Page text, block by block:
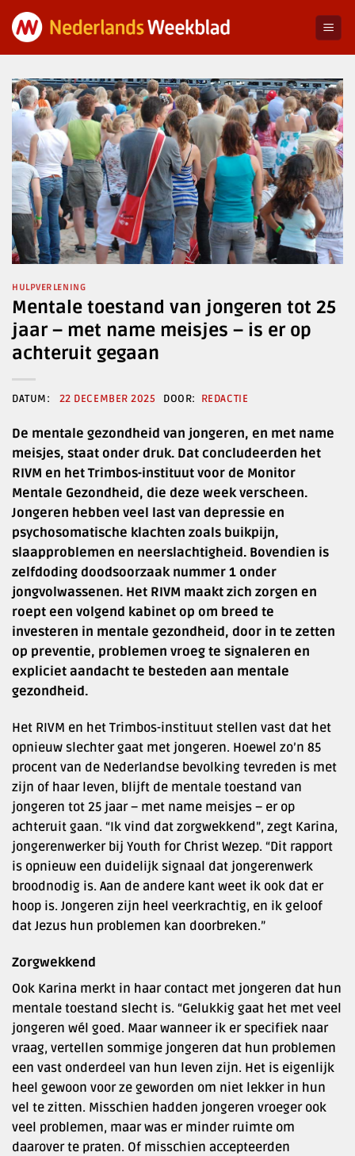
naar
HULPVERLENING
Mentale toestand van jongeren tot 25
jaar – met name meisjes – is er op
achteruit gegaan
22 DECEMBER 2025 REDACTIE
De mentale gezondheid van jongeren, en met name
meisjes, staat onder druk. Dat concludeerden het
RIVM en het Trimbos-instituut voor de Monitor
Mentale Gezondheid, die deze week verscheen.
Jongeren hebben veel last van depressie en
psychosomatische klachten zoals buikpijn,
slaapproblemen en neerslachtigheid. Bovendien is
zelfdoding doodsoorzaak nummer 1 onder
jongvolwassenen. Het RIVM maakt zich zorgen en
roept een volgend kabinet op om breed te
investeren in mentale gezondheid, door in te zetten
op preventie, problemen vroeg te signaleren en
expliciet aandacht te besteden aan mentale
gezondheid.
Het RIVM en het Trimbos-instituut stellen vast dat het
opnieuw slechter gaat met jongeren. Hoewel zo’n 85
procent van de Nederlandse bevolking tevreden is met
zijn of haar leven, blijft de mentale toestand van
jongeren tot 25 jaar – met name meisjes – er op
achteruit gaan. “Ik vind dat zorgwekkend”, zegt Karina,
jongerenwerker bij Youth for Christ Wezep. “Dit rapport
is opnieuw een duidelijk signaal dat jongerenwerk
broodnodig is. Aan de andere kant weet ik ook dat er
hoop is. Jongeren zijn heel veerkrachtig, en ik geloof
dat Jezus hun problemen kan doorbreken.”
Zorgwekkend
Ook Karina merkt in haar contact met jongeren dat hun
mentale toestand slecht is. “Gelukkig gaat het met veel
jongeren wél goed. Maar wanneer ik er specifiek naar
vraag, vertellen sommige jongeren dat hun problemen
een vast onderdeel van hun leven zijn. Het is eigenlijk
heel gewoon voor ze geworden om niet lekker in hun
vel te zitten. Misschien hadden jongeren vroeger ook
veel problemen, maar was er minder ruimte om
daarover te praten. Of misschien accepteerden